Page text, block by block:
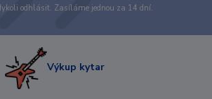
odhlásit. Zasíláme jednou za 14 dní.
Výkup kytar